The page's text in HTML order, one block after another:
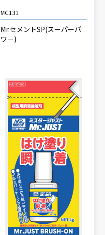
MC131
Mr.セメントSP(スーパーパ
ワー)